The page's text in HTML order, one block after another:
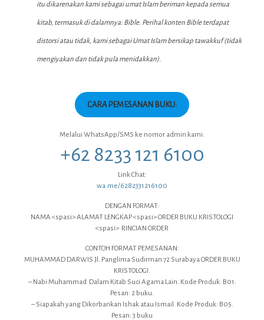
itu dikarenakan kami sebagai umat Islam beriman kepada semua
kitab, termasuk di dalamnya: Bible. Perihal konten Bible terdapat
distorsi atau tidak, kami sebagai Umat Islam bersikap tawakkuf (tidak
mengiyakan dan tidak pula menidakkan).
CARA PEMESANAN BUKU:
Melalui WhatsApp/SMS ke nomor admin kami:
+62 8233 121 6100
Link Chat:
wa.me/6282331216100
DENGAN FORMAT:
NAMA <spasi> ALAMAT LENGKAP <spasi> ORDER BUKU KRISTOLOGI
<spasi> RINCIAN ORDER
CONTOH FORMAT PEMESANAN:
MUHAMMAD DARWIS Jl. Panglima Sudirman 72 Surabaya ORDER BUKU
KRISTOLOGI.
– Nabi Muhammad Dalam Kitab Suci Agama Lain. Kode Produk: B01.
Pesan: 2 buku.
– Siapakah yang Dikorbankan Ishak atau Ismail. Kode Produk: B05.
Pesan: 3 buku